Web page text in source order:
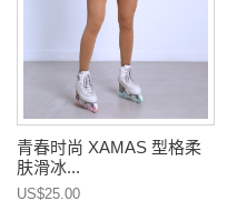
青春时尚 XAMAS 型格柔
肤滑冰...
US$25.00